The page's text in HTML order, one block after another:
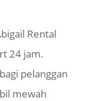
Rental
24 jam.
pelanggan
mewah